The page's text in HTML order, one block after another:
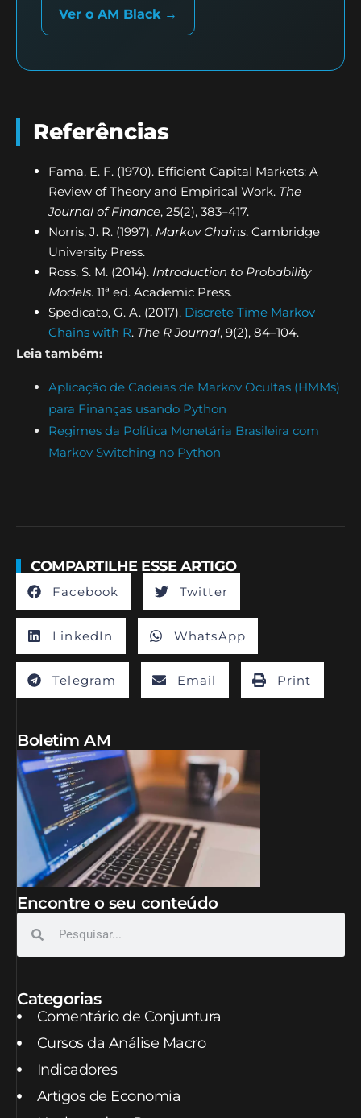
Ver o AM Black →
Referências
Fama, E. F. (1970). Efficient Capital Markets: A
Review of Theory and Empirical Work. The
Journal of Finance, 25(2), 383–417.
Norris, J. R. (1997). Markov Chains. Cambridge
University Press.
Ross, S. M. (2014). Introduction to Probability
Models. 11ª ed. Academic Press.
Spedicato, G. A. (2017). Discrete Time Markov
Chains with R. The R Journal, 9(2), 84–104.
Leia também:
Aplicação de Cadeias de Markov Ocultas (HMMs)
para Finanças usando Python
Regimes da Política Monetária Brasileira com
Markov Switching no Python
COMPARTILHE ESSE ARTIGO
Facebook Twitter
LinkedIn WhatsApp
Telegram Email Print
Boletim AM
Encontre o seu conteúdo
Categorias
Comentário de Conjuntura
Cursos da Análise Macro
Indicadores
Artigos de Economia